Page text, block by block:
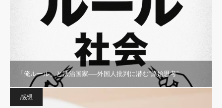
「俺ルール」と法治国家──外国人批判に潜む“原始思考”
感想